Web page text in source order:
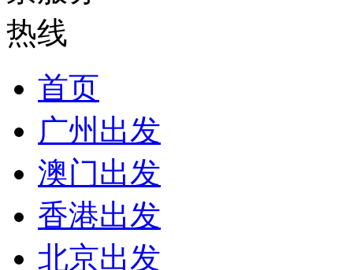
首页
广州出发
澳门出发
香港出发
北京出发